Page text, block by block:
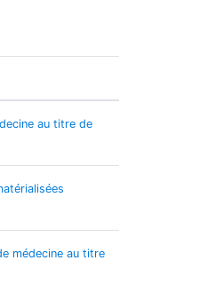
au titre de
médecine au titre